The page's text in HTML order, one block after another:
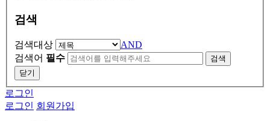
검색
검색대상
AND
검색어 필수
검색
닫기
로그인
로그인 회원가입